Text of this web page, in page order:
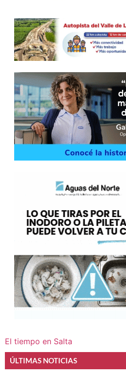
El tiempo en Salta
ÚLTIMAS NOTICIAS